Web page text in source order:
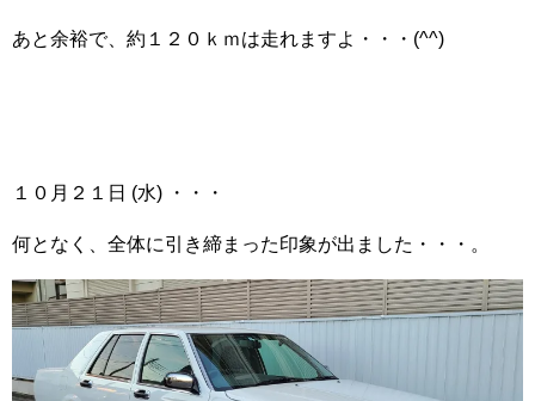
あと余裕で、約１２０ｋｍは走れますよ・・・(^^)
１０月２１日 (水) ・・・
何となく、全体に引き締まった印象が出ました・・・。